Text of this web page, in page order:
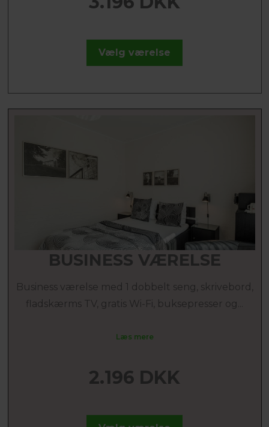
Vælg værelse
BUSINESS VÆRELSE
Business værelse med 1 dobbelt seng, skrivebord,
fladskærms TV, gratis Wi-Fi, buksepresser og...
Læs mere
2.196 DKK